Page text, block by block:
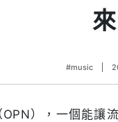
#music
），一個能讓